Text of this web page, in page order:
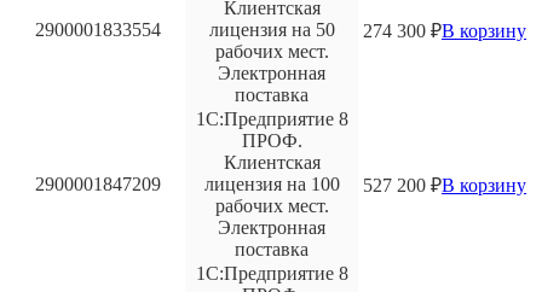
2900001833554
Клиентская
лицензия на 50
рабочих мест.
Электронная
поставка
274 300 ₽В корзину
2900001847209
1С:Предприятие 8
ПРОФ.
Клиентская
лицензия на 100
рабочих мест.
Электронная
поставка
527 200 ₽В корзину
1С:Предприятие 8